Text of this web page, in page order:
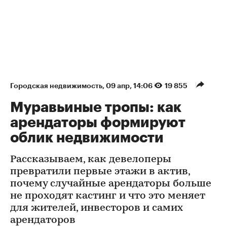
Городская недвижимость 09 апр, 14:06 19 855
Муравьиные тропы: как
арендаторы формируют
облик недвижимости
Рассказываем, как девелоперы
превратили первые этажи в актив,
почему случайные арендаторы больше
не проходят кастинг и что это меняет
для жителей, инвесторов и самих
арендаторов